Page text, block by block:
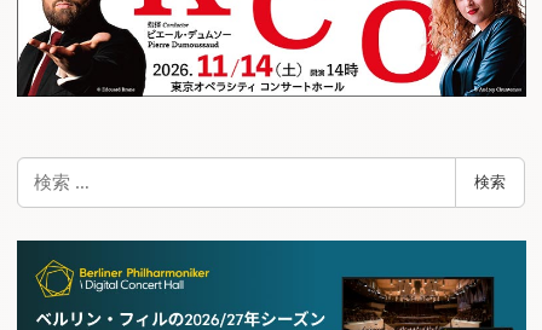
ョ
ン
検
検索